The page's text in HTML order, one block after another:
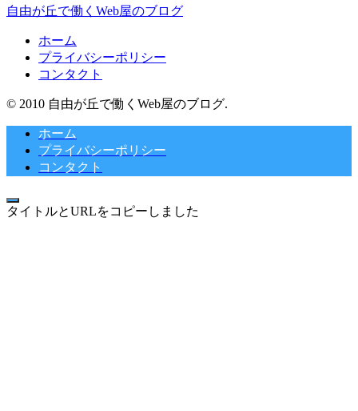
自由が丘で働くWeb屋のブログ
ホーム
プライバシーポリシー
コンタクト
© 2010 自由が丘で働くWeb屋のブログ.
ホーム
プライバシーポリシー
コンタクト
タイトルとURLをコピーしました